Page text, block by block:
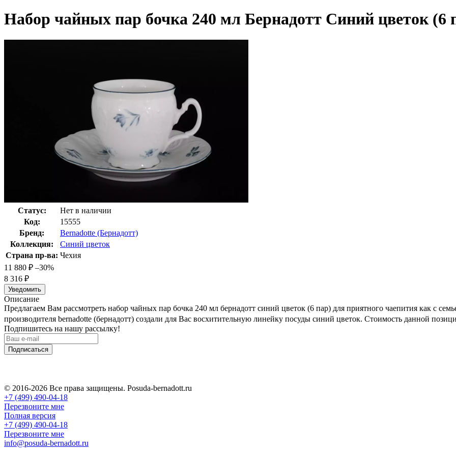
Набор чайных пар бочка 240 мл Бернадотт Синий цветок (6
Статус:
Нет в наличии
Код:
15555
Бренд:
Bernadotte (Бернадотт)
Коллекция:
Синий цветок
Страна пр-ва: Чехия
11 880 ₽ –30%
8 316 ₽
Уведомить
Описание
Предлагаем Вам рассмотреть набор чайных пар бочка 240 мл бернадотт синий цветок (6 пар) для приятного чаепития как с
производителя bernadotte (бернадотт) создали для Вас восхитительную линейку посуды синий цветок. Стоимость данной
Подпишитесь на нашу рассылку!
Подписаться
© 2016-2026 Все права защищены. Posuda-bernadott.ru
+7 (499) 490-04-18
Перезвоните мне
Полная версия
+7 (499) 490-04-18
Перезвоните мне
info@posuda-bernadott.ru